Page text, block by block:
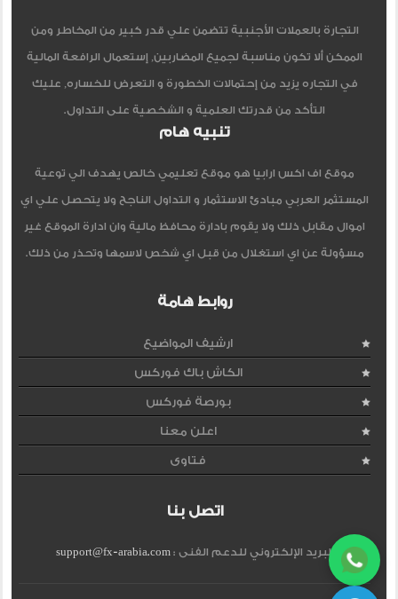
التجارة بالعملات الأجنبية تتضمن علي قدر كبير من المخاطر ومن
الممكن ألا تكون مناسبة لجميع المضاربين, إستعمال الرافعة المالية
في التجاره يزيد من إحتمالات الخطورة و التعرض للخساره, عليك
التأكد من قدرتك العلمية و الشخصية على التداول.
تنبيه هام
موقع اف اكس ارابيا هو موقع تعليمي خالص يهدف الي توعية
المستثمر العربي مبادئ الاستثمار و التداول الناجح ولا يتحصل علي اي
اموال مقابل ذلك ولا يقوم بادارة محافظ مالية وان ادارة الموقع غير
مسؤولة عن اي استغلال من قبل اي شخص لاسمها وتحذر من ذلك.
روابط هامة
ارشيف المواضيع
الكاش باك فوركس
بورصة فوركس
اعلن معنا
فتاوى
اتصل بنا
البريد الإلكتروني للدعم الفنى :support@fx-arabia.com